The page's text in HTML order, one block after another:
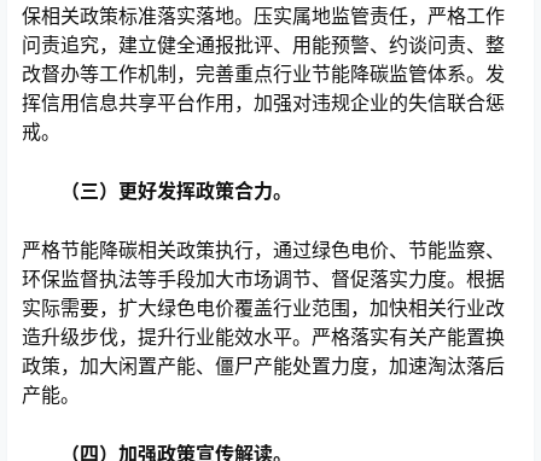
保相关政策标准落实落地。压实属地监管责任，严格工作
问责追究，建立健全通报批评、用能预警、约谈问责、整
改督办等工作机制，完善重点行业节能降碳监管体系。发
挥信用信息共享平台作用，加强对违规企业的失信联合惩
戒。
（三）更好发挥政策合力。
严格节能降碳相关政策执行，通过绿色电价、节能监察、
环保监督执法等手段加大市场调节、督促落实力度。根据
实际需要，扩大绿色电价覆盖行业范围，加快相关行业改
造升级步伐，提升行业能效水平。严格落实有关产能置换
政策，加大闲置产能、僵尸产能处置力度，加速淘汰落后
产能。
（四）加强政策宣传解读。